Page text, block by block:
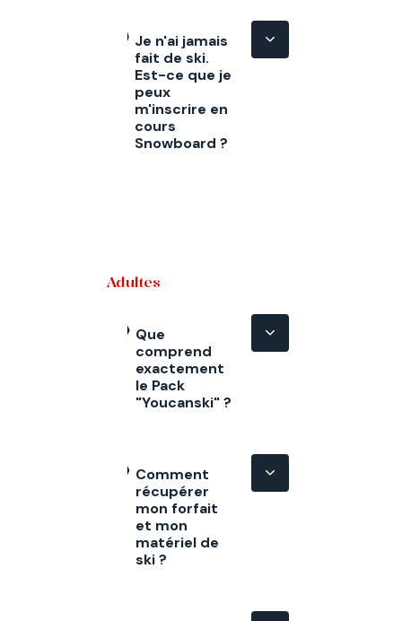
Je n'ai jamais
fait de ski.
Est-ce que je
peux
m'inscrire en
cours
Snowboard ?
Adultes
Que
comprend
exactement
le Pack
"Youcanski" ?
Comment
récupérer
mon forfait
et mon
matériel de
ski ?